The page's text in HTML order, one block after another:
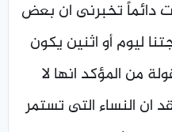
دائماً تخبرنى ان بعض
ليوم أو اثنين يكون
من المؤكد انها لا
ان النساء التى تستمر